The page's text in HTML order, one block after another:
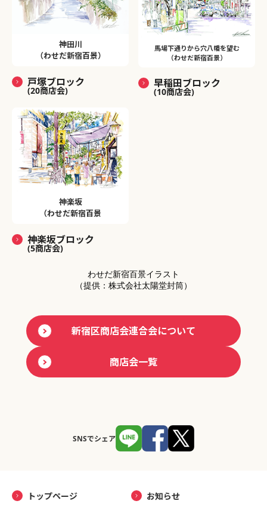
神田川
（わせだ新宿百景）
戸塚ブロック
(20商店会)
馬場下通りから穴八幡を望む
（わせだ新宿百景）
早稲田ブロック
(10商店会)
神楽坂
（わせだ新宿百景
神楽坂ブロック
(5商店会)
わせだ新宿百景イラスト
（提供：株式会社太陽堂封筒）
新宿区商店会連合会について
商店会一覧
SNSでシェア
トップページ お知らせ